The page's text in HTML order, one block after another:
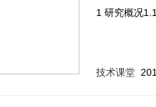
1 研究概况
技术课堂